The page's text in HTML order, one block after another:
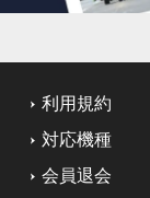
利用規約
対応機種
会員退会